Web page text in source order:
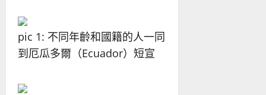
pic 1: 不同年齡和國籍的人一同
到厄瓜多爾（Ecuador）短宣